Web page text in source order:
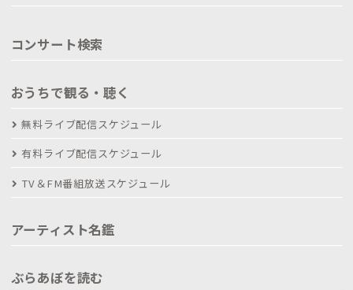
コンサート検索
おうちで観る・聴く
無料ライブ配信スケジュール
有料ライブ配信スケジュール
TV＆FM番組放送スケジュール
アーティスト名鑑
ぶらあぼを読む